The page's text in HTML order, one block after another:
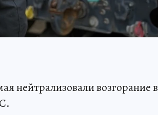
нейтрализовали возгорание в